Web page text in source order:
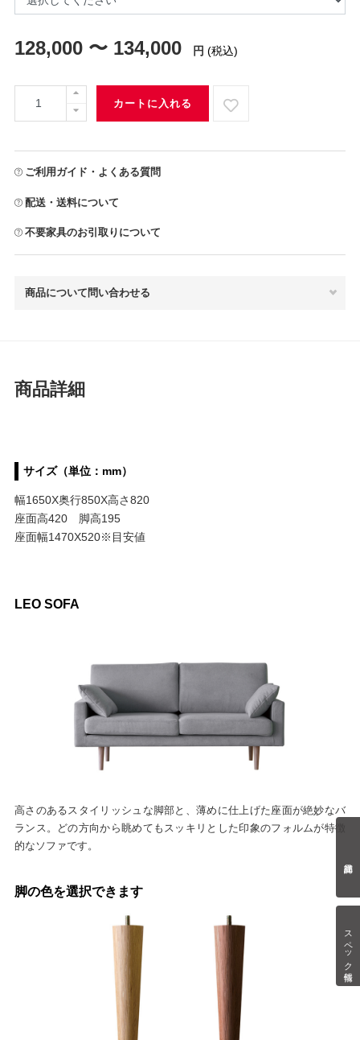
スペック情報
128,000 〜 134,000 円 (税込)
カートに入れる
ご利用ガイド・よくある質問
配送・送料について
不要家具のお引取りについて
商品について問い合わせる
商品詳細
サイズ（単位：mm）
幅1650X奥行850X高さ820
座面高420 脚高195
座面幅1470X520※目安値
LEO SOFA
高さのあるスタイリッシュな脚部と、薄めに仕上げた座面が絶妙なバ
ランス。どの方向から眺めてもスッキリとした印象のフォルムが特徴
的なソファです。
脚の色を選択できます